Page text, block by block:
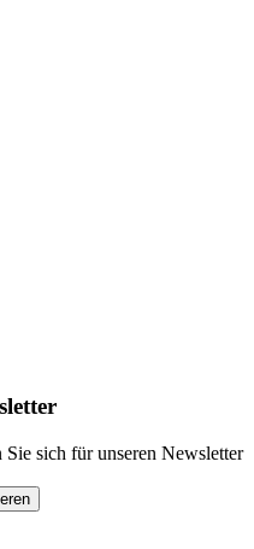
sich für unseren Newsletter